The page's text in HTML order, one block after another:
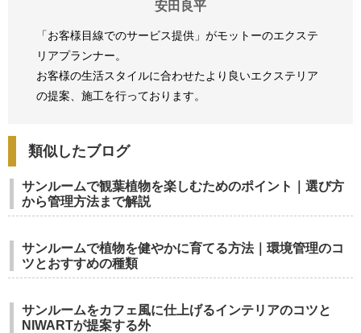
安田良平
「お客様目線でのサービス提供」がモットーのエクステ
リアプランナー。
お客様の生活スタイルに合わせたより良いエクステリア
の提案、 施工を行っております。
類似したブログ
サンルームで観葉植物を楽しむためのポイント｜選び方
から管理方法まで解説
サンルームで植物を健やかに育てる方法｜環境管理のコ
ツとおすすめの種類
サンルームをカフェ風に仕上げるインテリアのコツと
NIWARTが提案する外